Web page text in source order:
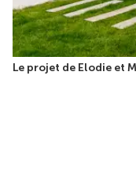
Le projet de Elodie et